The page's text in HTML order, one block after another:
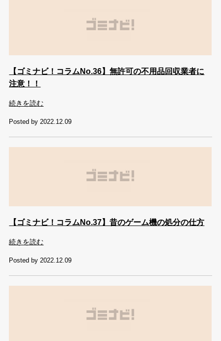
【ゴミナビ！コラムNo.36】無許可の不用品回収業者に
注意！！
続きを読む
Posted by 2022.12.09
【ゴミナビ！コラムNo.37】昔のゲーム機の処分の仕方
続きを読む
Posted by 2022.12.09